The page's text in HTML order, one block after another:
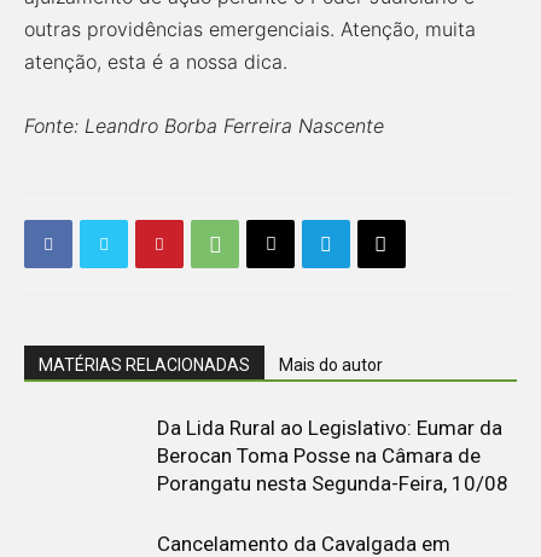
outras providências emergenciais. Atenção, muita
atenção, esta é a nossa dica.
Fonte: Leandro Borba Ferreira Nascente
MATÉRIAS RELACIONADAS Mais do autor
Da Lida Rural ao Legislativo: Eumar da
Berocan Toma Posse na Câmara de
Porangatu nesta Segunda-Feira, 10/08
Cancelamento da Cavalgada em